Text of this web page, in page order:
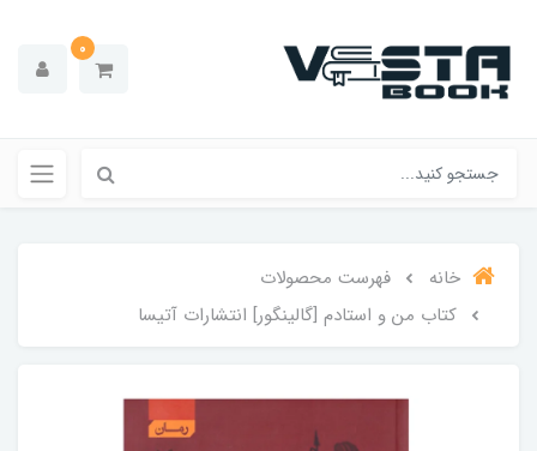
0
خانه
فهرست محصولات
کتاب من و استادم [گالینگور] انتشارات آتیسا